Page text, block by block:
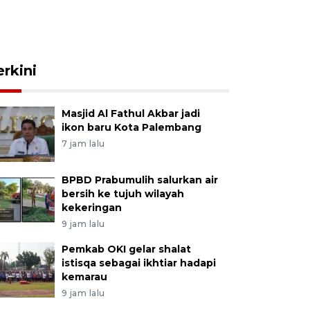
Masjid Al Fathul Akbar jadi
ikon baru Kota Palembang
7 jam lalu
BPBD Prabumulih salurkan air
bersih ke tujuh wilayah
kekeringan
9 jam lalu
Pemkab OKI gelar shalat
istisqa sebagai ikhtiar hadapi
kemarau
9 jam lalu